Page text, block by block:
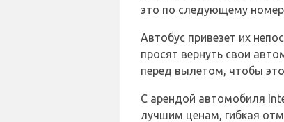
это по следующему
Автобус привезет их
просят вернуть свои
перед вылетом, чтобы
С арендой автомобиля
лучшим ценам, гибкая